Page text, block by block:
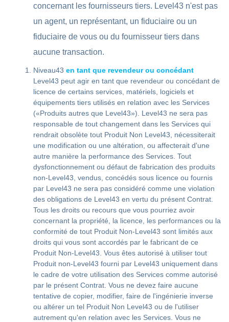
concernant les fournisseurs tiers. Level43 n'est pas
un agent, un représentant, un fiduciaire ou un
fiduciaire de vous ou du fournisseur tiers dans
aucune transaction.
Niveau43 en tant que revendeur ou concédant
Level43 peut agir en tant que revendeur ou concédant de
licence de certains services, matériels, logiciels et
équipements tiers utilisés en relation avec les Services
(«Produits autres que Level43»). Level43 ne sera pas
responsable de tout changement dans les Services qui
rendrait obsolète tout Produit Non Level43, nécessiterait
une modification ou une altération, ou affecterait d'une
autre manière la performance des Services. Tout
dysfonctionnement ou défaut de fabrication des produits
non-Level43, vendus, concédés sous licence ou fournis
par Level43 ne sera pas considéré comme une violation
des obligations de Level43 en vertu du présent Contrat.
Tous les droits ou recours que vous pourriez avoir
concernant la propriété, la licence, les performances ou la
conformité de tout Produit Non-Level43 sont limités aux
droits qui vous sont accordés par le fabricant de ce
Produit Non-Level43. Vous êtes autorisé à utiliser tout
Produit non-Level43 fourni par Level43 uniquement dans
le cadre de votre utilisation des Services comme autorisé
par le présent Contrat. Vous ne devez faire aucune
tentative de copier, modifier, faire de l'ingénierie inverse
ou altérer un tel Produit Non Level43 ou de l'utiliser
autrement qu'en relation avec les Services. Vous ne